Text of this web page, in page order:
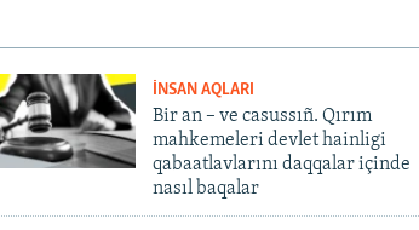
İNSAN AQLARI
Bir an – ve casussıñ. Qırım
mahkemeleri devlet hainligi
qabaatlavlarını daqqalar içinde
nasıl baqalar